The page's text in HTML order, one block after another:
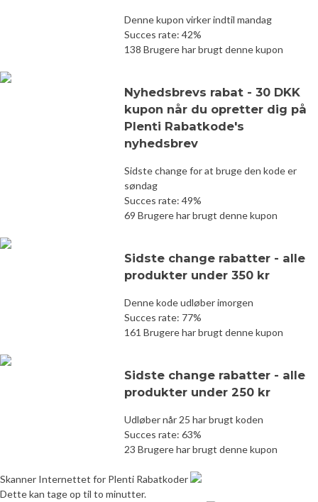
Denne kupon virker indtil mandag
Succes rate: 42%
138 Brugere har brugt denne kupon
Nyhedsbrevs rabat - 30 DKK
kupon når du opretter dig på
Plenti Rabatkode's
nyhedsbrev
Sidste change for at bruge den kode er
søndag
Succes rate: 49%
69 Brugere har brugt denne kupon
Sidste change rabatter - alle
produkter under 350 kr
Denne kode udløber imorgen
Succes rate: 77%
161 Brugere har brugt denne kupon
Sidste change rabatter - alle
produkter under 250 kr
Udløber når 25 har brugt koden
Succes rate: 63%
23 Brugere har brugt denne kupon
Skanner Internettet for Plenti Rabatkoder
Dette kan tage op til to minutter.